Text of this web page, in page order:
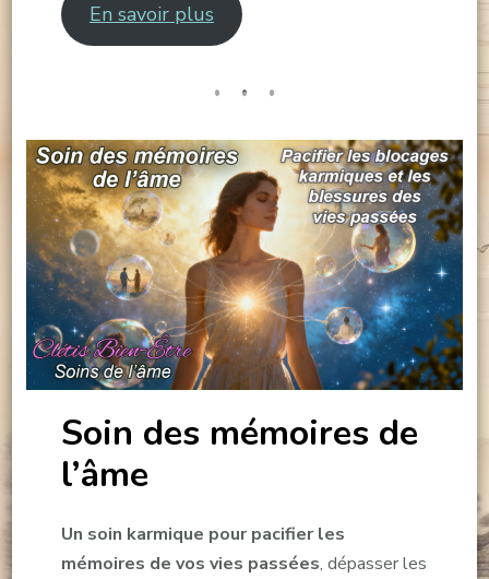
En savoir plus
Soin des mémoires de
l’âme
Un soin karmique pour pacifier les
mémoires de vos vies passées, dépasser les